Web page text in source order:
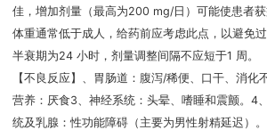
佳，增加剂量（最高为200 mg/日）可能使患者
体重通常低于成人，给药前应考虑此点，以避免
半衰期为24 小时，剂量调整间隔不应短于1 周。
【不良反应】、胃肠道：腹泻/稀便、口干、消化
营养：厌食3、神经系统：头晕、嗜睡和震颤。4
统及乳腺：性功能障碍（主要为男性射精延迟）